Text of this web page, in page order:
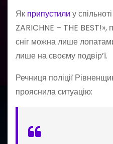
Як припустили у
ZARICHNE – THE BEST!»,
сніг можна лише
лише на своєму подвір’ї.
Речниця поліції
прояснила ситуацію: